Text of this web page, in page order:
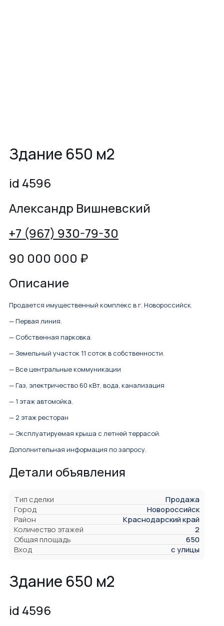
Здание 650 м2
id 4596
Александр Вишневский
+7 (967) 930-79-30
90 000 000 ₽
Описание
Продается имущественный комплекс в г. Новороссийск.
— Первая линия.
— Собственная парковка.
— Земельный участок 11 соток в собственности.
— Все центральные коммуникации
— Газ, электричество 60 кВт, вода, канализация
— 1 этаж автомойка.
— 2 этаж ресторан
— Эксплуатируемая крыша с летней террасой.
Дополнительная информация по запросу.
Детали объявления
Тип сделки
Продажа
Город
Новороссийск
Район
Краснодарский край
Количество этажей
2
Общая площадь
650
Вход
с улицы
Здание 650 м2
id 4596